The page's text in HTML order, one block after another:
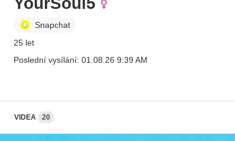
Snapchat
25 let
Poslední vysílání: 01.08.26 9:39 AM
VIDEA 20